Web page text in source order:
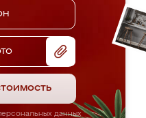
данных